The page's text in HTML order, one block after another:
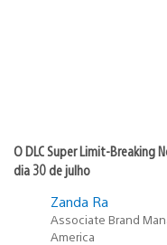
O DLC Super Limit-Breaking
dia 30 de julho
Zanda Ra
Associate Brand
America